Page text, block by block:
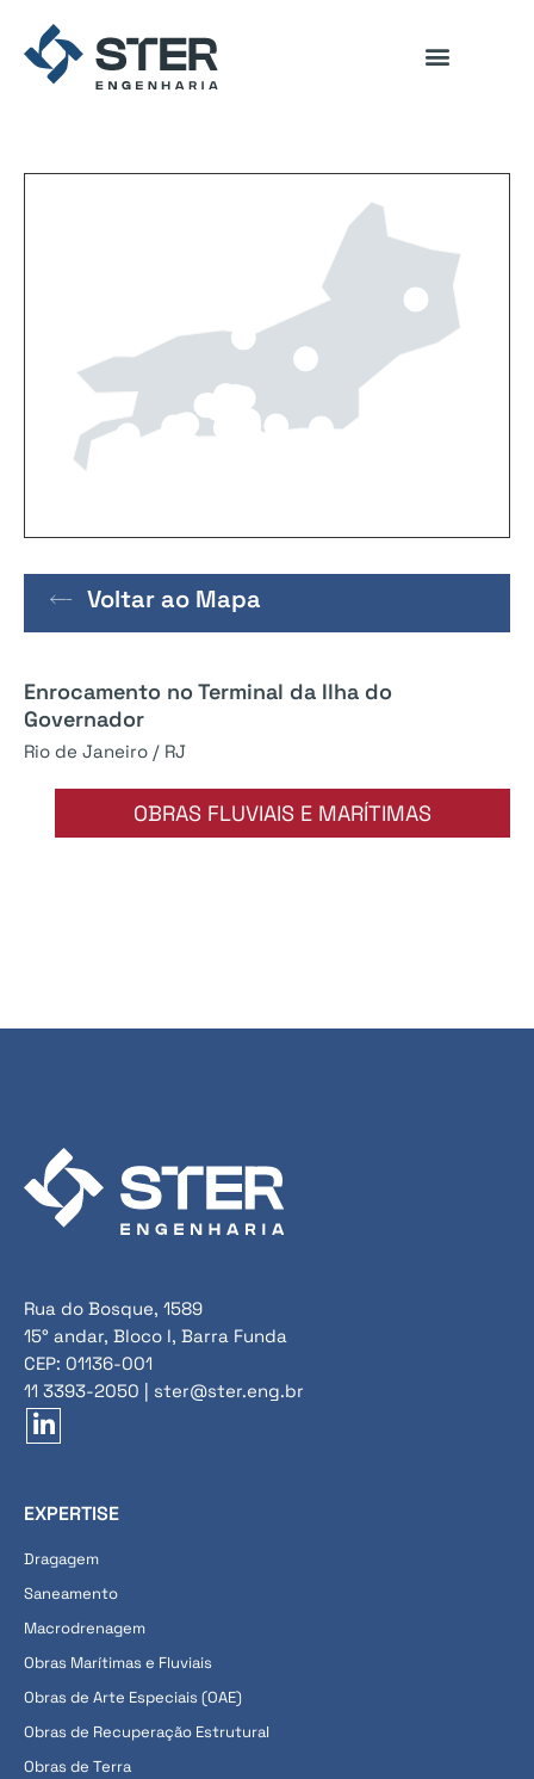
Voltar ao Mapa
Enrocamento no Terminal da Ilha do
Governador
Rio de Janeiro / RJ
OBRAS FLUVIAIS E MARÍTIMAS
Rua do Bosque, 1589
15° andar, Bloco I, Barra Funda
CEP: 01136-001
11 3393-2050 | ster@ster.eng.br
EXPERTISE
Dragagem
Saneamento
Macrodrenagem
Obras Marítimas e Fluviais
Obras de Arte Especiais (OAE)
Obras de Recuperação Estrutural
Obras de Terra